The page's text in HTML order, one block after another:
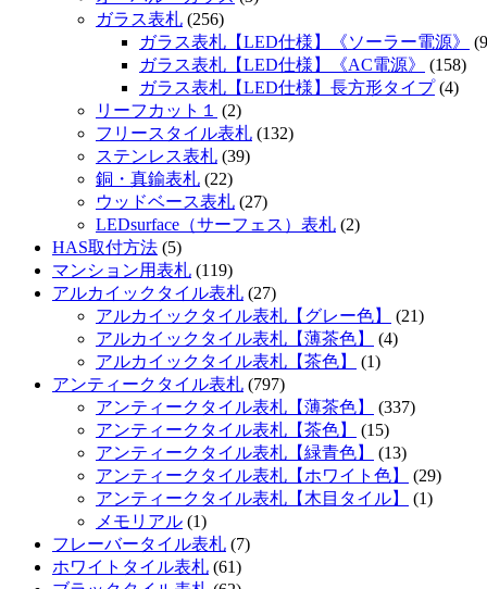
ガラス表札 (256)
ガラス表札【LED仕様】《ソーラー電源》
ガラス表札【LED仕様】《AC電源》
(158)
ガラス表札【LED仕様】長方形タイプ(4)
リーフカット１
(2)
フリースタイル表札 (132)
ステンレス表札 (39)
銅・真鍮表札 (22)
ウッドベース表札 (27)
LEDsurface（サーフェス）表札 (2)
HAS取付方法 (5)
マンション用表札 (119)
アルカイックタイル表札 (27)
アルカイックタイル表札【グレー色】
(21)
アルカイックタイル表札【薄茶色】
(4)
アルカイックタイル表札【茶色】
(1)
アンティークタイル表札 (797)
アンティークタイル表札【薄茶色】
(337)
アンティークタイル表札【茶色】
(15)
アンティークタイル表札【緑青色】
(13)
アンティークタイル表札【ホワイト色】
(29)
アンティークタイル表札【木目タイル】
(1)
メモリアル (1)
フレーバータイル表札 (7)
ホワイトタイル表札 (61)